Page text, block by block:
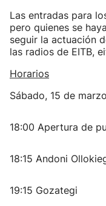
Las entradas para
pero quienes se
seguir la actuación
las radios de EITB,
Horarios
Sábado, 15 de
18:00 Apertura de
18:15 Andoni
19:15 Gozategi